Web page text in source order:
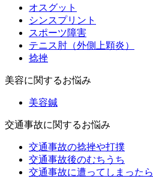
オスグット
シンスプリント
スポーツ障害
テニス肘（外側上顆炎）
捻挫
美容に関するお悩み
美容鍼
交通事故に関するお悩み
交通事故の捻挫や打撲
交通事故後のむちうち
交通事故に遭ってしまったら